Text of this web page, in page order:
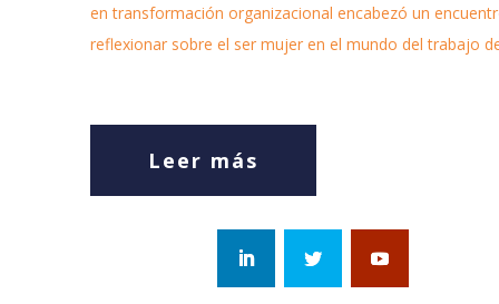
en transformación organizacional encabezó un
reflexionar sobre el ser mujer en el mundo del trabajo
Leer más